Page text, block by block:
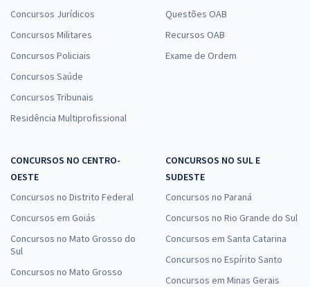
Concursos Jurídicos
Concursos Militares
Concursos Policiais
Concursos Saúde
Concursos Tribunais
Residência Multiprofissional
Questões OAB
Recursos OAB
Exame de Ordem
CONCURSOS NO CENTRO-
OESTE
Concursos no Distrito Federal
Concursos em Goiás
Concursos no Mato Grosso do
Sul
Concursos no Mato Grosso
CONCURSOS NO SUL E
SUDESTE
Concursos no Paraná
Concursos no Rio Grande do Sul
Concursos em Santa Catarina
Concursos no Espírito Santo
Concursos em Minas Gerais